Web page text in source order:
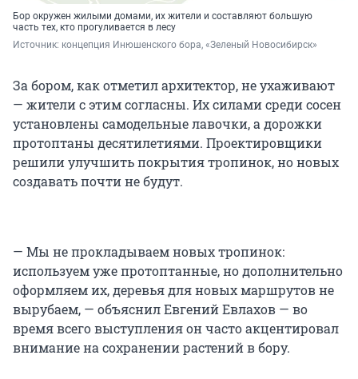
Бор окружен жилыми домами, их жители и составляют большую
часть тех, кто прогуливается в лесу
Источник: концепция Инюшенского бора, «Зеленый Новосибирск»
За бором, как отметил архитектор, не ухаживают
— жители с этим согласны. Их силами среди сосен
установлены самодельные лавочки, а дорожки
протоптаны десятилетиями. Проектировщики
решили улучшить покрытия тропинок, но новых
создавать почти не будут.
— Мы не прокладываем новых тропинок:
используем уже протоптанные, но дополнительно
оформляем их, деревья для новых маршрутов не
вырубаем, — объяснил Евгений Евлахов — во
время всего выступления он часто акцентировал
внимание на сохранении растений в бору.